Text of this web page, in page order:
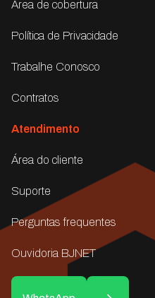
Área de cobertura
Política de Privacidade
Trabalhe Conosco
Contratos
Atendimento
Área do cliente
Suporte
Perguntas frequentes
Ouvidoria BJNET